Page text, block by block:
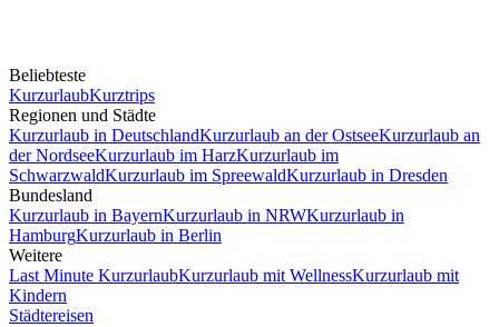
Beliebteste
KurzurlaubKurztrips
Regionen und Städte
Kurzurlaub in DeutschlandKurzurlaub an der OstseeKurzurlaub an
der NordseeKurzurlaub im HarzKurzurlaub im
SchwarzwaldKurzurlaub im SpreewaldKurzurlaub in Dresden
Bundesland
Kurzurlaub in BayernKurzurlaub in NRWKurzurlaub in
HamburgKurzurlaub in Berlin
Weitere
Last Minute KurzurlaubKurzurlaub mit WellnessKurzurlaub mit
Kindern
Städtereisen